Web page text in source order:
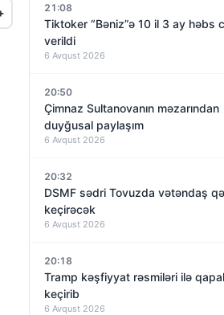
21:08
Tiktoker “Bəniz”ə 10 il 3 ay həbs
verildi
6 Avqust 2026
20:50
Çimnaz Sultanovanın məzarından
duyğusal paylaşım
6 Avqust 2026
20:32
DSMF sədri Tovuzda vətəndaş
keçirəcək
6 Avqust 2026
20:18
Tramp kəşfiyyat rəsmiləri ilə
keçirib
6 Avqust 2026